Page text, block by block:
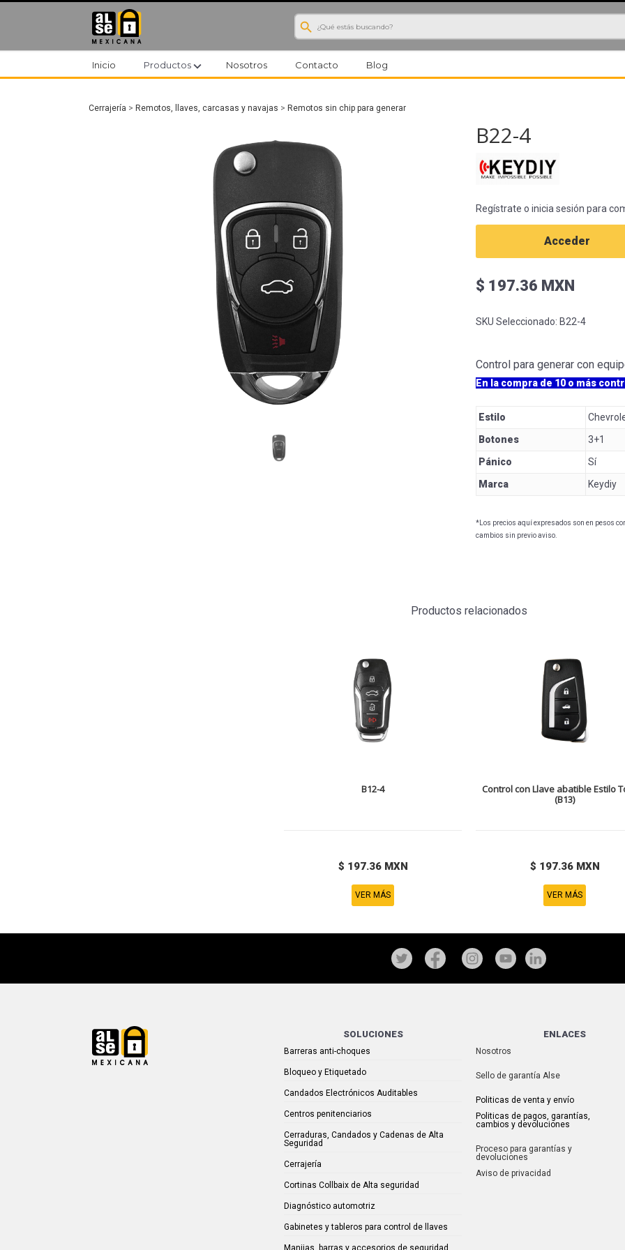
search
Inicio Productosexpand_more Nosotros Contacto Blog
Cerrajería > Remotos, llaves, carcasas y navajas > Remotos sin chip para generar
B22-4
Regístrate o inicia sesión para
Acceder
$ 197.36 MXN
SKU Seleccionado: B22-4
Control para generar con
En la compra de 10 o más
Estilo
Botones
3+1
Pánico
Sí
Marca
Keydiy
*Los precios aquí expresados son en pesos
cambios sin previo aviso.
Productos relacionados
B12-4
$ 197.36 MXN
VER MÁS
Control con Llave abatible Estilo
(B13)
$ 197.36 MXN
VER MÁS
SOLUCIONES
Barreras anti-choques
Bloqueo y Etiquetado
Candados Electrónicos Auditables
Centros penitenciarios
Cerraduras, Candados y Cadenas de Alta
Seguridad
Cerrajería
Cortinas Collbaix de Alta seguridad
Diagnóstico automotriz
Gabinetes y tableros para control de llaves
Manijas, barras y accesorios de seguridad
ENLACES
Nosotros
Sello de garantía Alse
Politicas de venta y envío
Politicas de pagos, garantías,
cambios y devoluciones
Proceso para garantías y
devoluciones
Aviso de privacidad